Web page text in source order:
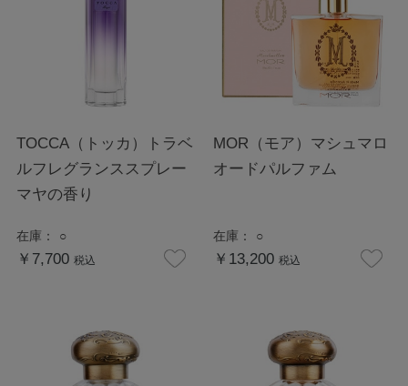
TOCCA（トッカ）トラベ
ルフレグランススプレー
マヤの香り
在庫： ○
￥7,700 税込
MOR（モア）マシュマロ
オードパルファム
在庫： ○
￥13,200 税込